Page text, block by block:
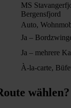
MS
Bergensfjord
Auto,
Ja –
Ja – mehrere
À-la-carte,
wählen?